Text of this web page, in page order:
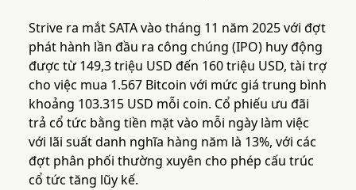
Strive ra mắt SATA vào tháng 11 năm 2025 với đợt
phát hành lần đầu ra công chúng (IPO) huy động
được từ 149,3 triệu USD đến 160 triệu USD, tài trợ
cho việc mua 1.567 Bitcoin với mức giá trung bình
khoảng 103.315 USD mỗi coin. Cổ phiếu ưu đãi
trả cổ tức bằng tiền mặt vào mỗi ngày làm việc
với lãi suất danh nghĩa hàng năm là 13%, với các
đợt phân phối thường xuyên cho phép cấu trúc
cổ tức tăng lũy kế.